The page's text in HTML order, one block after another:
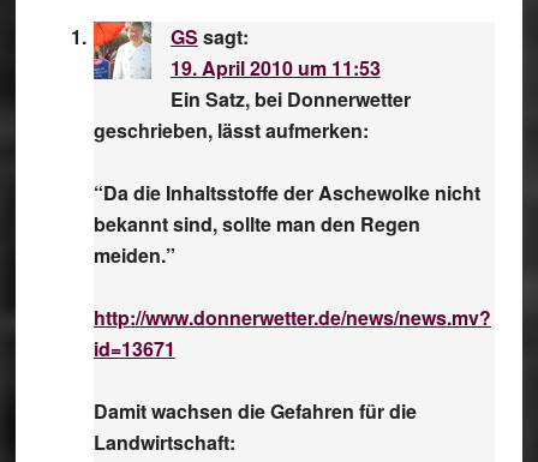
GS sagt:
19. April 2010 um 11:53
Ein Satz, bei Donnerwetter
geschrieben, lässt aufmerken:
“Da die Inhaltsstoffe der Aschewolke nicht
bekannt sind, sollte man den Regen
meiden.”
http://www.donnerwetter.de/news/news.mv?
id=13671
Damit wachsen die Gefahren für die
Landwirtschaft: